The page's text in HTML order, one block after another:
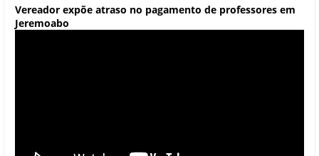
Vereador expõe atraso no pagamento de professores em
Jeremoabo